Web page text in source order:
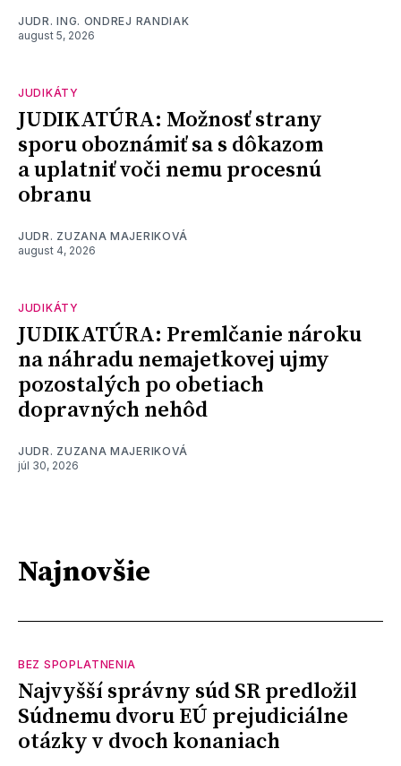
JUDR. ING. ONDREJ RANDIAK
august 5, 2026
JUDIKÁTY
JUDIKATÚRA: Možnosť strany
sporu oboznámiť sa s dôkazom
a uplatniť voči nemu procesnú
obranu
JUDR. ZUZANA MAJERIKOVÁ
august 4, 2026
JUDIKÁTY
JUDIKATÚRA: Premlčanie nároku
na náhradu nemajetkovej ujmy
pozostalých po obetiach
dopravných nehôd
JUDR. ZUZANA MAJERIKOVÁ
júl 30, 2026
Najnovšie
BEZ SPOPLATNENIA
Najvyšší správny súd SR predložil
Súdnemu dvoru EÚ prejudiciálne
otázky v dvoch konaniach